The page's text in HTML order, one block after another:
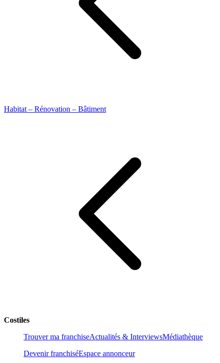
Habitat – Rénovation – Bâtiment
Costiles
Trouver ma franchiseActualités & InterviewsMédiathèque
Devenir franchiséEspace annonceur